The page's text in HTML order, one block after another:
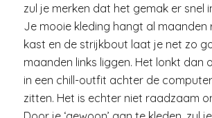
zul je merken dat het gemak er snel
Je mooie kleding hangt al maanden
kast en de strijkbout laat je net zo
maanden links liggen. Het lonkt dan
in een chill-outfit achter de
zitten. Het is echter niet raadzaam